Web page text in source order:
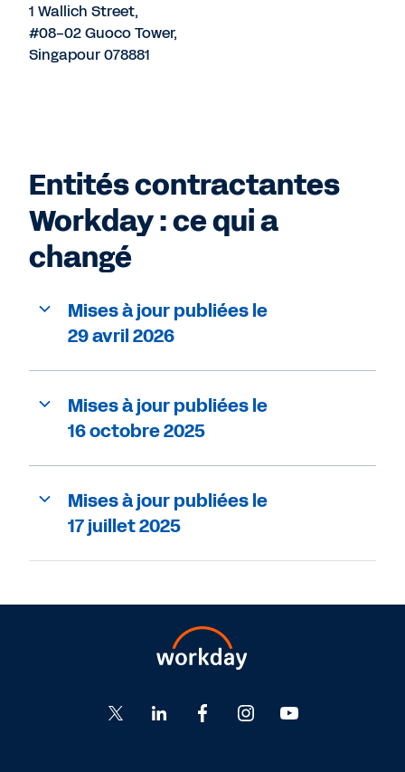
1 Wallich Street,
#08-02 Guoco Tower,
Singapour 078881
Entités contractantes
Workday : ce qui a
changé
Mises à jour publiées le
29 avril 2026
Mises à jour publiées le
16 octobre 2025
Mises à jour publiées le
17 juillet 2025